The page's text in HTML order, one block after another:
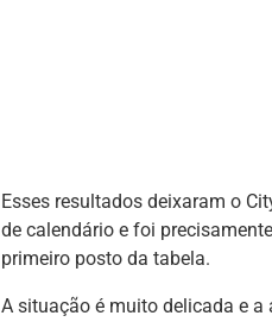
Esses resultados deixaram o
de calendário e foi
primeiro posto da tabela.
A situação é muito delicada e